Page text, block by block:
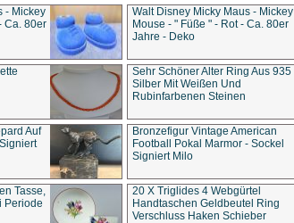
- Mickey
Ca. 80er
Walt Disney Micky Maus - Mickey
Mouse - " Füße " - Rot - Ca. 80er
Jahre - Deko
Sehr Schöner Alter Ring Aus 935
Silber Mit Weißen Und
Rubinfarbenen Steinen
Auf
Bronzefigur Vintage American
Football Pokal Marmor - Sockel
Signiert Milo
Tasse,
Periode
20 X Triglides 4 Webgürtel
Handtaschen Geldbeutel Ring
Verschluss Haken Schieber